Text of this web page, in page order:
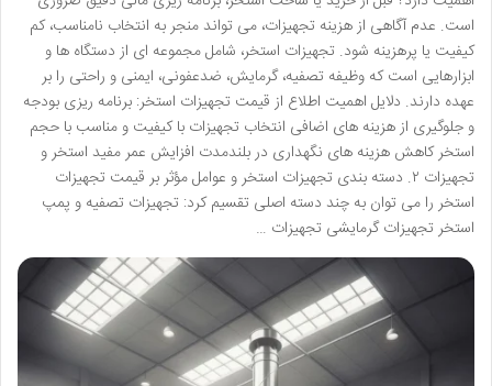
است. عدم آگاهی از هزینه تجهیزات، می تواند منجر به انتخاب نامناسب، کم
کیفیت یا پرهزینه شود. تجهیزات استخر، شامل مجموعه ای از دستگاه ها و
ابزارهایی است که وظیفه تصفیه، گرمایش، ضدعفونی، ایمنی و راحتی را بر
عهده دارند. دلایل اهمیت اطلاع از قیمت تجهیزات استخر: برنامه ریزی بودجه
و جلوگیری از هزینه های اضافی انتخاب تجهیزات با کیفیت و مناسب با حجم
استخر کاهش هزینه های نگهداری در بلندمدت افزایش عمر مفید استخر و
تجهیزات ۲. دسته بندی تجهیزات استخر و عوامل مؤثر بر قیمت تجهیزات
استخر را می توان به چند دسته اصلی تقسیم کرد: تجهیزات تصفیه و پمپ
استخر تجهیزات گرمایشی تجهیزات …